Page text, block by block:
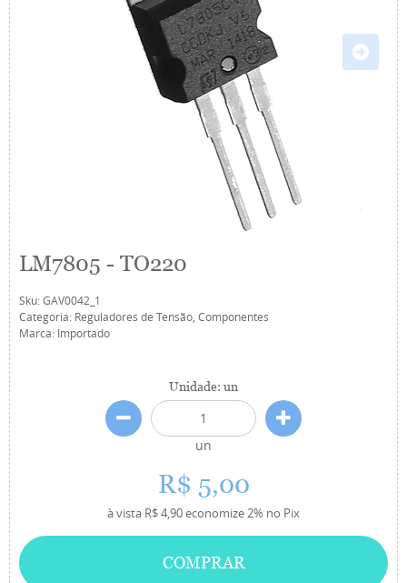
LM7805 - TO220
Sku:GAV0042_1
Categoria: Reguladores de Tensão, Componentes
Marca: Importado
Unidade: un
un
R$ 5,00
à vista R$ 4,90economize2% no Pix
COMPRAR